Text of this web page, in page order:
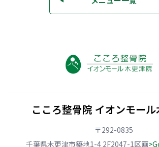
こころ整骨院 イオンモー
〒292-0835
千葉県木更津市築地1-4 2F2047-1区画